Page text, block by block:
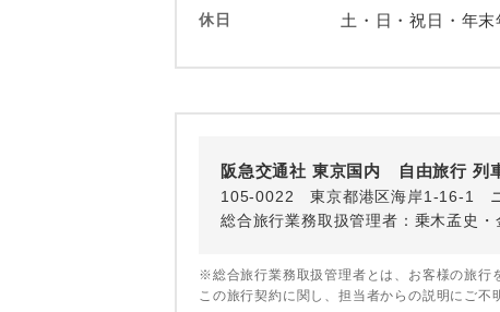
休日 土・日・祝日・年
阪急交通社 東京国内 自由旅行 列
105-0022 東京都港区海岸1-16-1 ニ
総合旅行業務取扱管理者：乗木孟史・
※総合旅行業務取扱管理者とは、お客様の旅行
この旅行契約に関し、担当者からの説明にご不